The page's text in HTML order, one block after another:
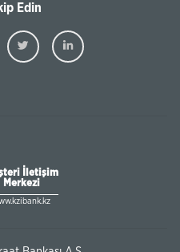
Edin
Kazakhstan
Ziraat
Kazakhstan
Ziraat
İletişim
Merkezi